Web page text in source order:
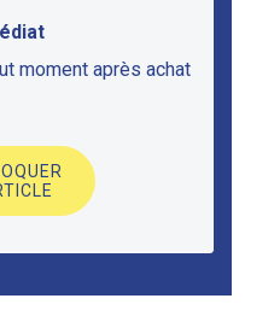
moment après achat